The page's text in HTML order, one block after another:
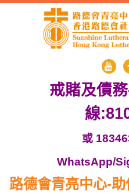
戒賭及債
線
或
WhatsApp/
路德會青亮中心-